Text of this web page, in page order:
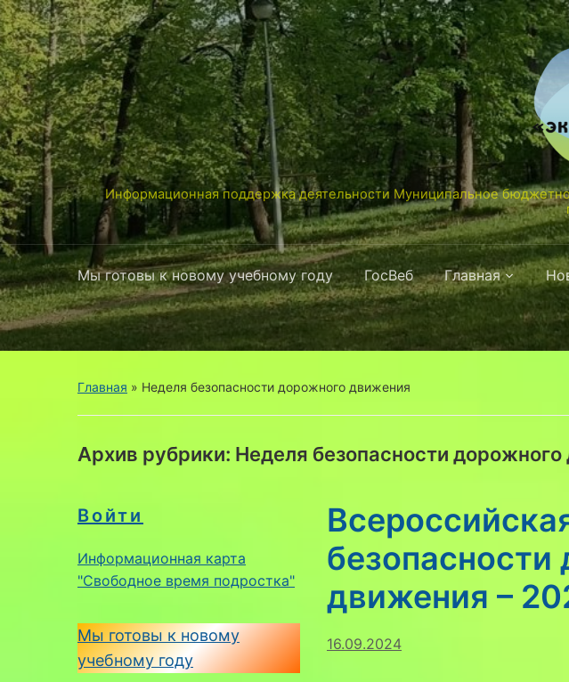
Информационная поддержка деятельности Муниципальное
Мы готовы к новому учебному году ГосВеб Главная
Главная » Неделя безопасности дорожного движения
Архив рубрики: Неделя безопасности
Войти
Информационная карта
"Свободное время подростка"
Мы готовы к новому
учебному году
безопасности
движения –
16.09.2024